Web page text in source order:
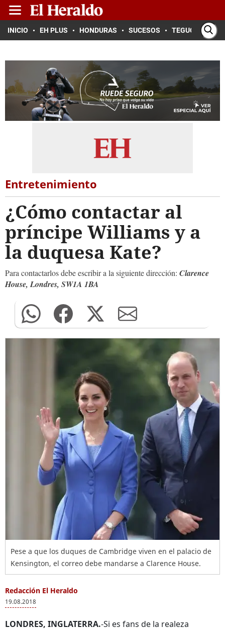
INICIO EH PLUS HONDURAS SUCESOS TEGUCIGALPA
Entretenimiento
¿Cómo contactar al
príncipe Williams y a
la duquesa Kate?
Para contactarlos debe escribir a la siguiente dirección: Clarence
House, Londres, SW1A 1BA
Pese a que los duques de Cambridge viven en el palacio de
Kensington, el correo debe mandarse a Clarence House.
Redacción El Heraldo
19.08.2018
LONDRES, INGLATERRA.-Si es fans de la realeza